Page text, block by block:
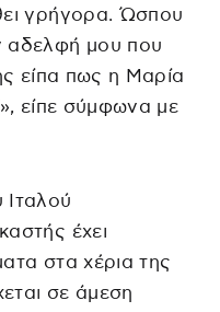
γρήγορα. Ώσπου
αδελφή μου που
είπα πως η Μαρία
είπε σύμφωνα με
Ιταλού
έχει
στα χέρια της
σε άμεση